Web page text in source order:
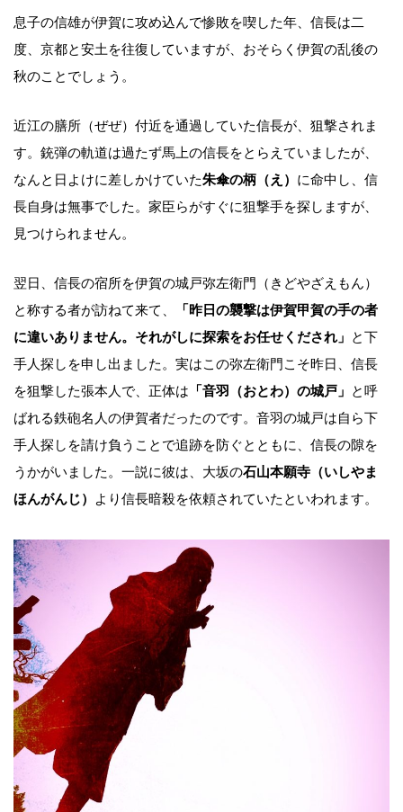
息子の信雄が伊賀に攻め込んで惨敗を喫した年、信長は二
度、京都と安土を往復していますが、おそらく伊賀の乱後の
秋のことでしょう。
近江の膳所（ぜぜ）付近を通過していた信長が、狙撃されま
す。銃弾の軌道は過たず馬上の信長をとらえていましたが、
なんと日よけに差しかけていた朱傘の柄（え） に命中し、信
長自身は無事でした。家臣らがすぐに狙撃手を探しますが、
見つけられません。
翌日、信長の宿所を伊賀の城戸弥左衛門（きどやざえもん）
と称する者が訪ねて来て、
「昨日の襲撃は伊賀甲賀の手の者
に違いありません。それがしに探索をお任せくだされ」
と下
手人探しを申し出ました。実はこの弥左衛門こそ昨日、信長
を狙撃した張本人で、正体は 「音羽（おとわ）の城戸」
と呼
ばれる鉄砲名人の伊賀者だったのです。音羽の城戸は自ら下
手人探しを請け負うことで追跡を防ぐとともに、信長の隙を
うかがいました。一説に彼は、大坂の石山本願寺（いしやま
ほんがんじ）
より信長暗殺を依頼されていたといわれます。